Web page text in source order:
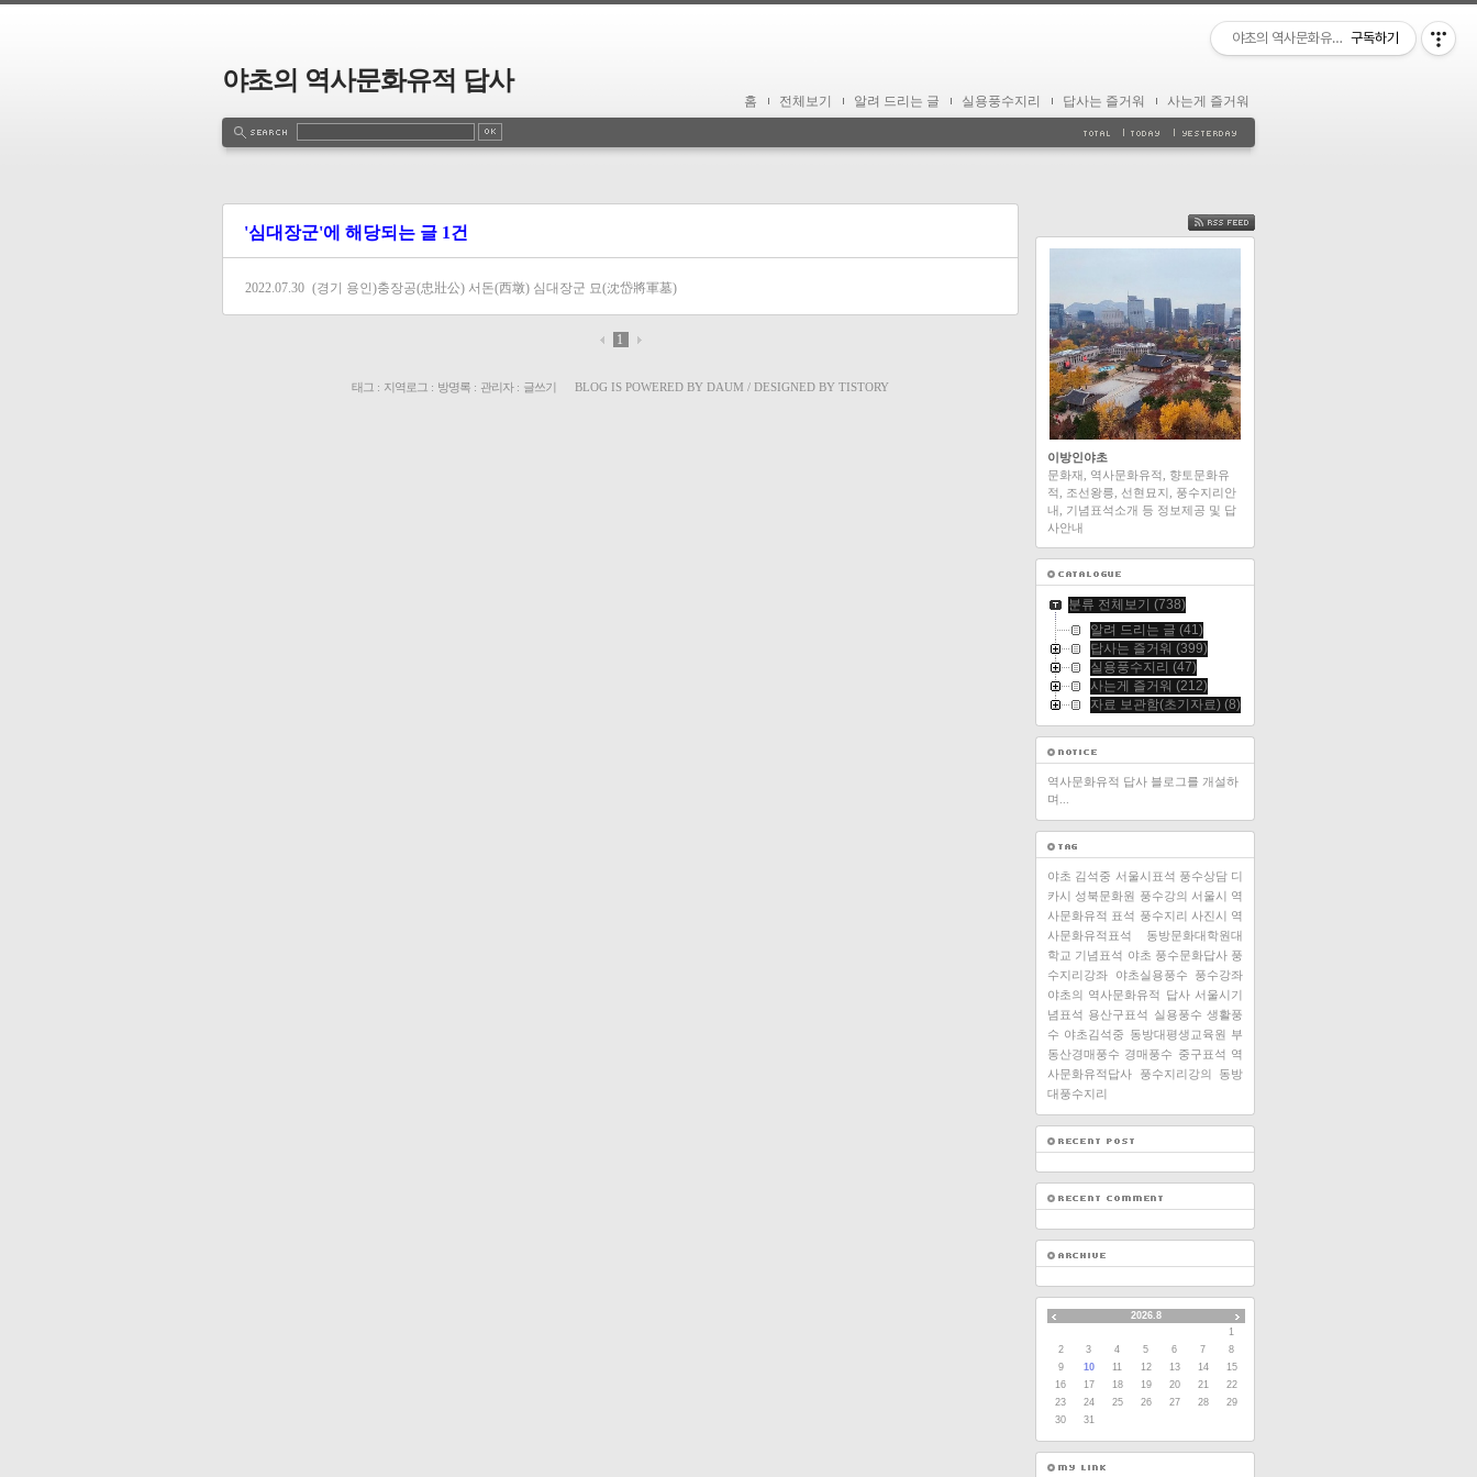
야초의 역사문화유적 답사
홈 전체보기 알려 드리는 글 실용풍수지리 답사는 즐거워 사는게 즐거워
'심대장군'에 해당되는 글 1건
2022.07.30 (경기 용인)충장공(忠壯公) 서돈(西墩) 심대장군 묘(沈岱將軍墓)
1
태그 : 지역로그 : 방명록 : 관리자: 글쓰기 BLOG IS POWERED BY DAUM / DESIGNED BY TISTORY
FEED
이방인야초
문화재, 역사문화유적, 향토문화유
적, 조선왕릉, 선현묘지, 풍수지리안
내, 기념표석소개 등 정보제공 및 답
사안내
분류 전체보기 (738)
알려 드리는 글 (41)
답사는 즐거워 (399)
실용풍수지리 (47)
사는게 즐거워 (212)
자료 보관함(초기자료) (8)
역사문화유적 답사 블로그를 개설하
며...
야초 김석중 서울시표석 풍수상담 디
카시 성북문화원 풍수강의 서울시 역
사문화유적 표석 풍수지리 사진시 역
사문화유적표석
동방문화대학원대
학교 기념표석 야초 풍수문화답사 풍
수지리강좌
야초실용풍수
풍수강좌
야초의 역사문화유적 답사 서울시기
념표석 용산구표석 실용풍수 생활풍
수 야초김석중 동방대평생교육원 부
동산경매풍수 경매풍수 중구표석 역
사문화유적답사
풍수지리강의
동방
대풍수지리
2026.8
1
2
3 4 5 6 7
8
9
10 11 12 13 14
15
16
17 18 19 20 21
22
23
24 25 26 27 28
29
30
31
야초의 역사문화유적 답사구독하기